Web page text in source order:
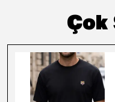
Çok